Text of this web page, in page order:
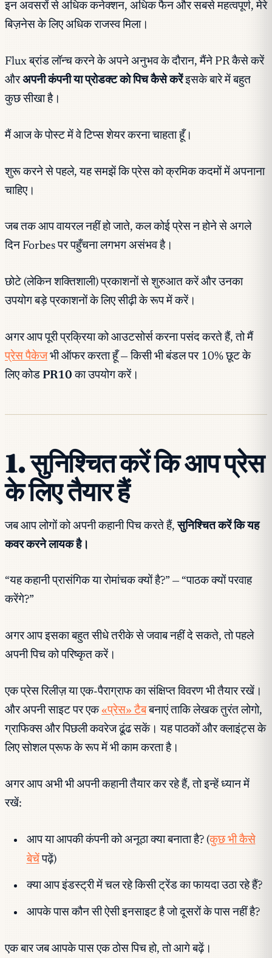
इन अवसरों से अधिक कनेक्शन, अधिक फैन और सबसे महत्वपूर्ण, मेरे
बिज़नेस के लिए अधिक राजस्व मिला।
Flux ब्रांड लॉन्च करने के अपने अनुभव के दौरान, मैंने PR कैसे करें
औरअपनी कंपनी या प्रोडक्ट को पिच कैसे करेंइसके बारे में बहुत
कुछ सीखा है।
मैं आज के पोस्ट में वे टिप्स शेयर करना चाहता हूँ।
शुरू करने से पहले, यह समझें कि प्रेस को क्रमिक कदमों में अपनाना
चाहिए।
जब तक आप वायरल नहीं हो जाते, कल कोई प्रेस न होने से अगले
दिन Forbes पर पहुँचना लगभग असंभव है।
छोटे (लेकिन शक्तिशाली) प्रकाशनों से शुरुआत करें और उनका
उपयोग बड़े प्रकाशनों के लिए सीढ़ी के रूप में करें।
अगर आप पूरी प्रक्रिया को आउटसोर्स करना पसंद करते हैं, तो मैं
प्रेस पैकेजभी ऑफर करता हूँ — किसी भी बंडल पर 10% छूट के
लिए कोड PR10 का उपयोग करें।
1. सुनिश्चित करें कि आप प्रेस
के लिए तैयार हैं
जब आप लोगों को अपनी कहानी पिच करते हैं,सुनिश्चित करें कि यह
कवर करने लायक है।
“यह कहानी प्रासंगिक या रोमांचक क्यों है?” — “पाठक क्यों परवाह
करेंगे?”
अगर आप इसका बहुत सीधे तरीके से जवाब नहीं दे सकते, तो पहले
अपनी पिच को परिष्कृत करें।
एक प्रेस रिलीज़ या एक-पैराग्राफ का संक्षिप्त विवरण भी तैयार रखें।
और अपनी साइट पर एक«प्रेस» टैबबनाएं ताकि लेखक तुरंत लोगो,
ग्राफिक्स और पिछली कवरेज ढूंढ सकें। यह पाठकों और क्लाइंट्स के
लिए सोशल प्रूफ के रूप में भी काम करता है।
अगर आप अभी भी अपनी कहानी तैयार कर रहे हैं, तो इन्हें ध्यान में
रखें:
आप या आपकी कंपनी को अनूठा क्या बनाता है? (कुछ भी कैसे
बेचेंपढ़ें)
क्या आप इंडस्ट्री में चल रहे किसी ट्रेंड का फायदा उठा रहे हैं?
आपके पास कौन सी ऐसी इनसाइट है जो दूसरों के पास नहीं है?
एक बार जब आपके पास एक ठोस पिच हो, तो आगे बढ़ें।